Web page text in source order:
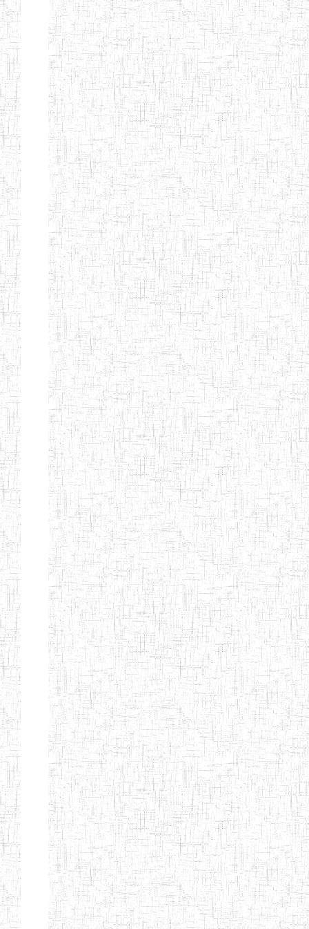
Afficher Page 2 sur 13 Total: 307
Début Préc. 1 2 3 4 5
6
Suivant
Fin
FIERTE
ENIEG TAGA 02/09/2014 ENIEG Privé
ENIET
SIANTOU
04/02/2014 ENIET Privé
ENIEG PRIVEE
GOLDEN
28/08/2009 ENIEG Privé
ENIEG
BILINGUE LE
GRAND
28/12/2007 ENIEG Privé
ENIEG
BILINGUE
VIVA
EDUCATION
15/04/2014 ENIEG Privé
ENIEG PRIVEE
MERE
THERESA
20/08/2015 ENIEG Privé
ENIEG COSBIE 28/08/2009 ENIEG Privé
ENIEG STAR 28/12/2007 ENIEG Privé
ENIEG MEVEC 02/07/2012 ENIEG Privé
Etablissements
d'enseignement
secondaire
technique
et
professionnel
ESTP